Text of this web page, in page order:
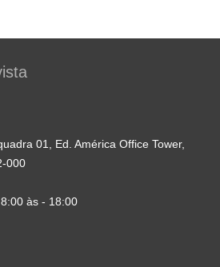
01, Ed. América Office Tower,
000
às - 18:00